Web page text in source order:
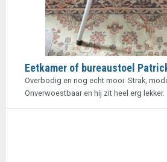
Eetkamer of bureaustoel
Overbodig en nog echt mooi. Strak,
Onverwoestbaar en hij zit heel erg lekker.